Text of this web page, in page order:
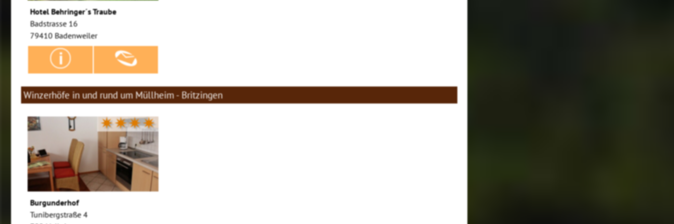
Hotel Behringer´s Traube
Badstrasse 16
79410 Badenweiler
Winzerhöfe in und rund um Müllheim - Britzingen
✷✷✷✷
Burgunderhof
Tunibergstraße 4